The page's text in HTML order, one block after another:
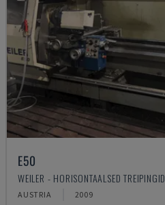
E50
WEILER - HORISONTAALSED TREIPINGID
AUSTRIA 2009